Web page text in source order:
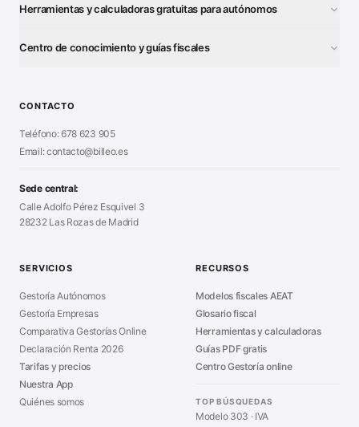
Herramientas y calculadoras gratuitas para autónomos
Generador Nóminas
■ Generador Presupuestos
Generador Facturas
■Modelo Nómina PDF
■Calculadora Vacaciones
Centro de conocimiento y guías fiscales
■Alta Autónomo Paso a Paso
Declaración Renta 2026
■Certificado Digital
■Sanciones Hacienda
■Asesoría en Madrid
CONTACTO
Teléfono: 678 623 905
Email: contacto@billeo.es
Sede central:
Calle Adolfo Pérez Esquivel 3
28232 Las Rozas de Madrid
SERVICIOS
Gestoría Autónomos
Gestoría Empresas
Comparativa Gestorías Online
Declaración Renta 2026
Tarifas y precios
Nuestra App
Quiénes somos
RECURSOS
Modelos fiscales AEAT
Glosario fiscal
Herramientas y calculadoras
Guías PDF gratis
Centro Gestoría online
TOP BÚSQUEDAS
Modelo 303 · IVA